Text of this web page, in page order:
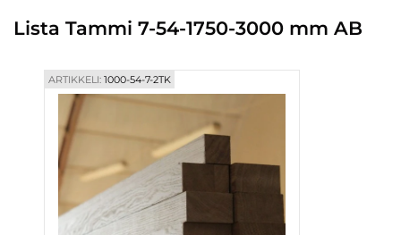
Blogi
Yhteystiedot
Lista Tammi 7-54-1750-3000 mm AB
ARTIKKELI:1000-54-7-2TK